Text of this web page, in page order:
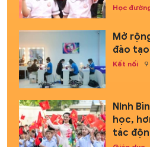
Học
Mở
đào
Kết nối
Ninh
học,
tác